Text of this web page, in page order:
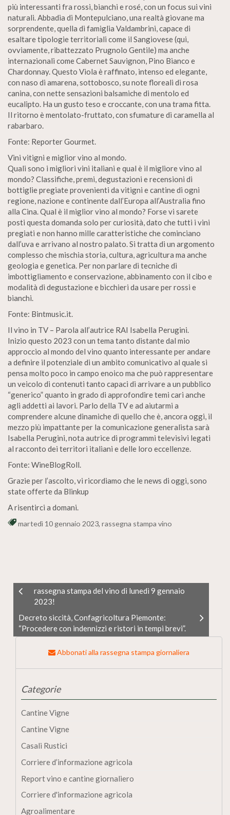
più interessanti fra rossi, bianchi e rosé, con un focus sui vini
naturali. Abbadia di Montepulciano, una realtà giovane ma
sorprendente, quella di famiglia Valdambrini, capace di
esaltare tipologie territoriali come il Sangiovese (qui,
ovviamente, ribattezzato Prugnolo Gentile) ma anche
internazionali come Cabernet Sauvignon, Pino Bianco e
Chardonnay. Questo Viola è raffinato, intenso ed elegante,
con naso di amarena, sottobosco, su note floreali di rosa
canina, con nette sensazioni balsamiche di mentolo ed
eucalipto. Ha un gusto teso e croccante, con una trama fitta.
Il ritorno è mentolato-fruttato, con sfumature di caramella al
rabarbaro.
Fonte: Reporter Gourmet.
Vini vitigni e miglior vino al mondo.
Quali sono i migliori vini italiani e qual è il migliore vino al
mondo? Classifiche, premi, degustazioni e recensioni di
bottiglie pregiate provenienti da vitigni e cantine di ogni
regione, nazione e continente dall’Europa all’Australia fino
alla Cina. Qual è il miglior vino al mondo? Forse vi sarete
posti questa domanda solo per curiosità, dato che tutti i vini
pregiati e non hanno mille caratteristiche che cominciano
dall’uva e arrivano al nostro palato. Si tratta di un argomento
complesso che mischia storia, cultura, agricultura ma anche
geologia e genetica. Per non parlare di tecniche di
imbottigliamento e conservazione, abbinamento con il cibo e
modalità di degustazione e bicchieri da usare per rossi e
bianchi.
Fonte: Bintmusic.it.
Il vino in TV – Parola all’autrice RAI Isabella Perugini.
Inizio questo 2023 con un tema tanto distante dal mio
approccio al mondo del vino quanto interessante per andare
a definire il potenziale di un ambito comunicativo al quale si
pensa molto poco in campo enoico ma che può rappresentare
un veicolo di contenuti tanto capaci di arrivare a un pubblico
“generico” quanto in grado di approfondire temi cari anche
agli addetti ai lavori. Parlo della TV e ad aiutarmi a
comprendere alcune dinamiche di quello che è, ancora oggi, il
mezzo più impattante per la comunicazione generalista sarà
Isabella Perugini, nota autrice di programmi televisivi legati
al racconto dei territori italiani e delle loro eccellenze.
Fonte: WineBlogRoll.
Grazie per l’ascolto, vi ricordiamo che le news di oggi, sono
state offerte da Blinkup
A risentirci a domani.
martedì 10 gennaio 2023, rassegna stampa vino
rassegna stampa del vino di lunedì 9 gennaio
2023!
Decreto siccità, Confagricoltura Piemonte:
“Procedere con indennizzi e ristori in tempi brevi”.
Abbonati alla rassegna stampa giornaliera
Categorie
Cantine Vigne
Cantine Vigne
Casali Rustici
Corriere d’informazione agricola
Report vino e cantine giornaliero
Corriere d'informazione agricola
Agroalimentare